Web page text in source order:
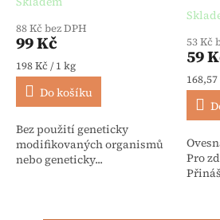
Průměrné hodnocení produktu je 5,0 z
88 Kč bez DPH
99 Kč
Měrná cena:
198 Kč / 1 kg
Do košíku
Bez použití geneticky
modifikovaných organismů
nebo geneticky...
53 Kč
59
Měrná
Pro